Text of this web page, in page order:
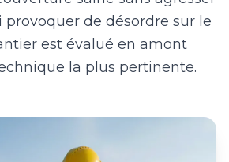
provoquer de désordre sur le
est évalué en amont
la plus pertinente.